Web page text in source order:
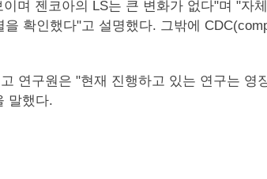
며 젠코아의 LS는 큰 변화가 없다"며 "자
확인했다"고 설명했다. 그밖에
연구원은 "현재 진행하고 있는 연구는 영
말했다.